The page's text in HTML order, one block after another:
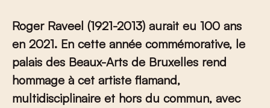
Roger Raveel (1921-2013) aurait eu 100 ans
en 2021. En cette année commémorative, le
palais des Beaux-Arts de Bruxelles rend
hommage à cet artiste flamand,
multidisciplinaire et hors du commun, avec